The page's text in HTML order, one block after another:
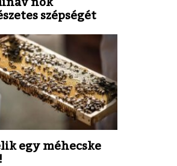
szépségét
egy méhecske